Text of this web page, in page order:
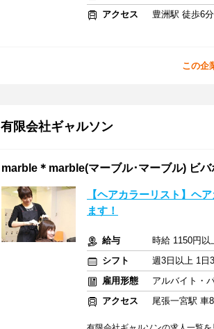
アクセス
豊洲駅 徒歩6分
この企
有限会社ギャルソン
marble＊marble(マーブル･マーブル) ビ
【ヘアカラーリスト】ヘ
ます！
給与
時給 1150円以
シフト
週3日以上 1日
雇用形態
アルバイト・
アクセス
尾張一宮駅 車